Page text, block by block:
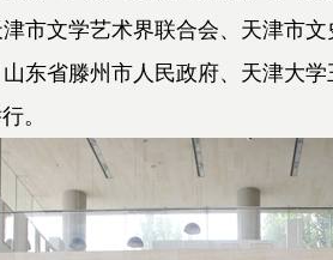
市文学艺术界联合会、天津市
东省滕州市人民政府、天津大
。